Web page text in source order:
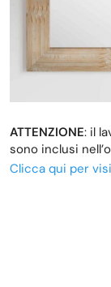
ATTENZIONE: il
sono inclusi
Clicca qui per